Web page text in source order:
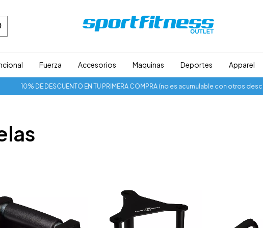
Fuerza Accesorios Maquinas Deportes Apparel
10% DE DESCUENTO EN TU PRIMERA COMPRA (no es acumulable con otros